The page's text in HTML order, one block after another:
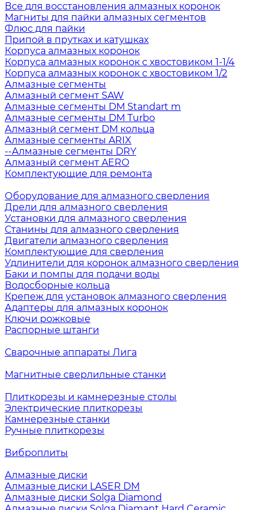
Все для восстановления алмазных коронок
Магниты для пайки алмазных сегментов
Флюс для пайки
Припой в прутках и катушках
Корпуса алмазных коронок
Корпуса алмазных коронок с хвостовиком 1-1/4
Корпуса алмазных коронок с хвостовиком 1/2
Алмазные сегменты
Алмазный сегмент SAW
Алмазные сегменты DM Standart m
Алмазные сегменты DM Turbo
Алмазный сегмент DM кольца
Алмазные сегменты ARIX
--Алмазные сегменты DRY
Алмазный сегмент AERO
Комплектующие для ремонта
Оборудование для алмазного сверления
Дрели для алмазного сверления
Установки для алмазного сверления
Станины для алмазного сверления
Двигатели алмазного сверления
Комплектующие для сверления
Удлинители для коронок алмазного сверления
Баки и помпы для подачи воды
Водосборные кольца
Крепеж для установок алмазного сверления
Адаптеры для алмазных коронок
Ключи рожковые
Распорные штанги
Сварочные аппараты Лига
Магнитные сверлильные станки
Плиткорезы и камнерезные столы
Электрические плиткорезы
Камнерезные станки
Ручные плиткорезы
Виброплиты
Алмазные диски
Алмазные диски LASER DM
Алмазные диски Solga Diamond